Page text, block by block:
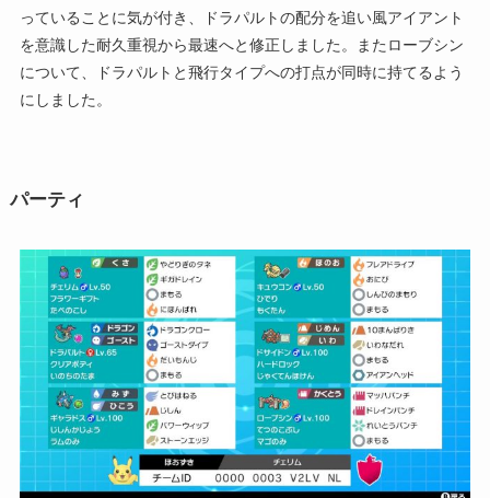
っていることに気が付き、ドラパルトの配分を追い風アイアント
を意識した耐久重視から最速へと修正しました。またローブシン
について、ドラパルトと飛行タイプへの打点が同時に持てるよう
にしました。
パーティ